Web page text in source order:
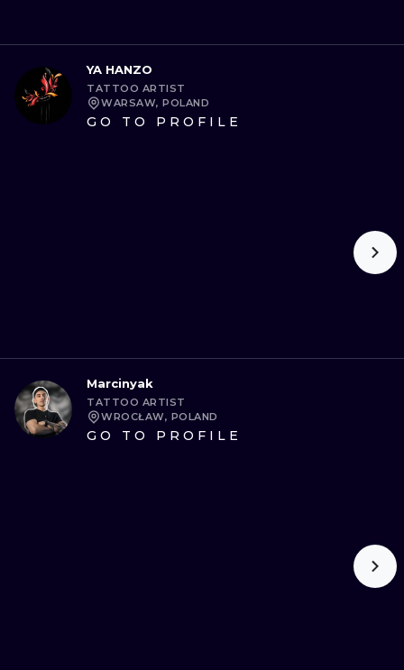
YA HANZO
TATTOO ARTIST
WARSAW, POLAND
GO TO PROFILE
Marcinyak
TATTOO ARTIST
WROCŁAW, POLAND
GO TO PROFILE